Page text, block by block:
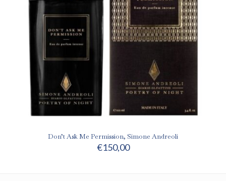
Don’t Ask Me Permission, Simone Andreoli
€150,00